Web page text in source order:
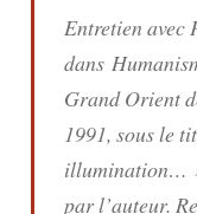
Entretien avec
dans
Grand Orient
1991, sous le
illumination…
par l’auteur.